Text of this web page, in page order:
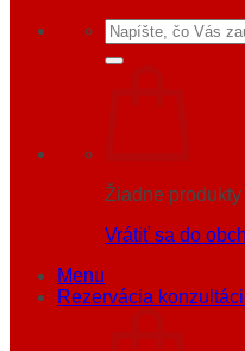
Hľadať:
Žiadne produkty
Vrátiť sa do
Menu
Rezervácia